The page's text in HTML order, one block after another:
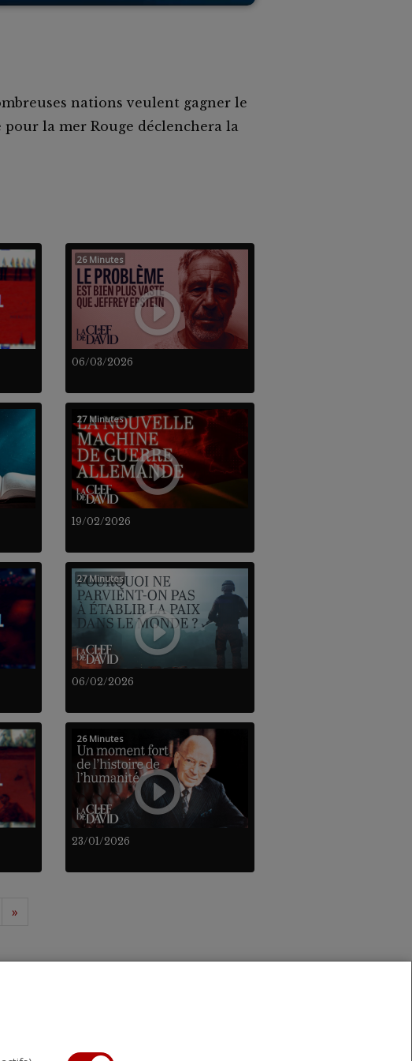
nations veulent gagner le
la mer Rouge déclenchera la
06/03/2026
26 Minutes
19/02/2026
27 Minutes
06/02/2026
27 Minutes
23/01/2026
26 Minutes
»